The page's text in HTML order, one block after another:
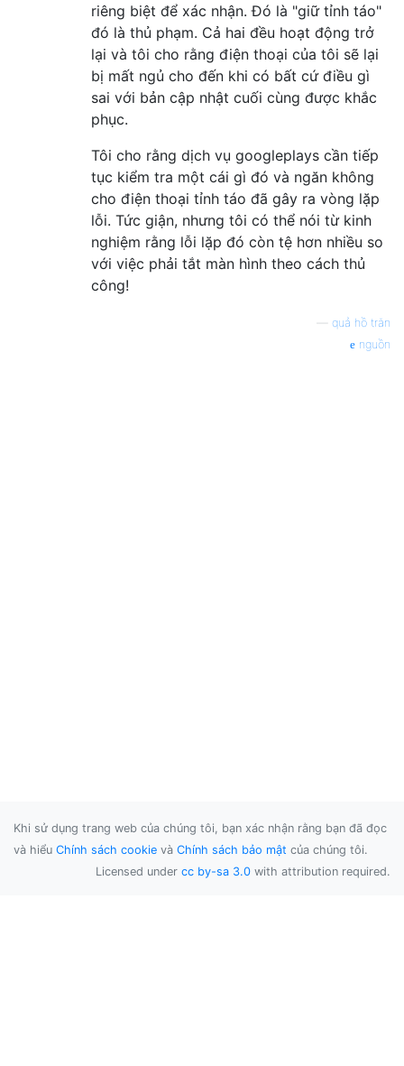
riêng biệt để xác nhận. Đó là "giữ tỉnh táo"
đó là thủ phạm. Cả hai đều hoạt động trở
lại và tôi cho rằng điện thoại của tôi sẽ lại
bị mất ngủ cho đến khi có bất cứ điều gì
sai với bản cập nhật cuối cùng được khắc
phục.
Tôi cho rằng dịch vụ googleplays cần tiếp
tục kiểm tra một cái gì đó và ngăn không
cho điện thoại tỉnh táo đã gây ra vòng lặp
lỗi. Tức giận, nhưng tôi có thể nói từ kinh
nghiệm rằng lỗi lặp đó còn tệ hơn nhiều so
với việc phải tắt màn hình theo cách thủ
công!
quả hồ trăn
nguồn
Khi sử dụng trang web của chúng tôi, bạn xác nhận rằng bạn đã đọc
và hiểu Chính sách cookie và Chính sách bảo mật của chúng tôi.
Licensed under cc by-sa 3.0 with attribution required.